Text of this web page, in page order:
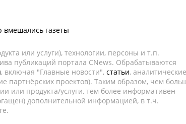
вмешались газеты
или услуги), технологии, персоны и т.п.
публикаций портала CNews. Обрабатываются
, включая "Главные новости", статьи, аналитические
партнёрских проектов). Таким образом, чем
или продукта/услуги, тем более информативен
дополнительной информацией, в т.ч.